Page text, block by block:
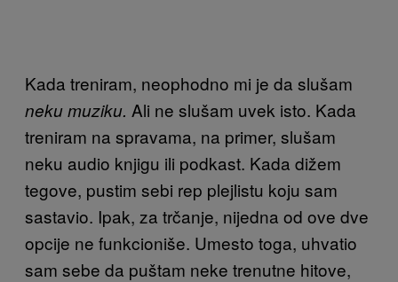
Kada treniram, neophodno mi je da slušam
neku muziku. Ali ne slušam uvek isto. Kada
treniram na spravama, na primer, slušam
neku audio knjigu ili podkast. Kada dižem
tegove, pustim sebi rep plejlistu koju sam
sastavio. Ipak, za trčanje, nijedna od ove dve
opcije ne funkcioniše. Umesto toga, uhvatio
sam sebe da puštam neke trenutne hitove,